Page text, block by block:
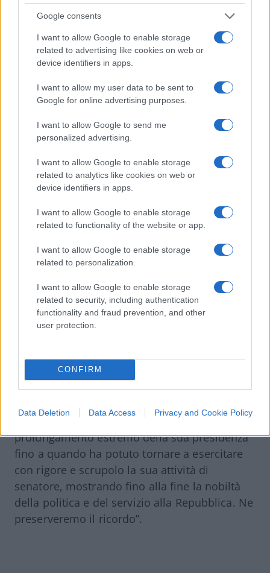
Google consents
I want to allow Google to enable storage
related to advertising like cookies on web or
device identifiers in apps.
I want to allow my user data to be sent to
Google for online advertising purposes.
I want to allow Google to send me
personalized advertising.
I want to allow Google to enable storage
related to analytics like cookies on web or
device identifiers in apps.
I want to allow Google to enable storage
related to functionality of the website or app.
I want to allow Google to enable storage
related to personalization.
I want to allow Google to enable storage
related to security, including authentication
functionality and fraud prevention, and other
user protection.
CONFIRM
Data Deletion Data Access Privacy and Cookie Policy
solo giorno che non sia stato di lavoro. La
politica era per lui era una cosa seria.
Richiedeva decisioni e assunzione di
responsabilità, non sopportava la demagogia.
quotidiana, la politica era il nostro orizzonte.
Ciò non gli impediva di essere un marito e
padre affettuosissimo”. Poi quello che sembra
il riferimento a Budapest invasa dai carri
armati sovietici: “Ha combattuto buone
battaglie e sostenuto cause sbagliate”.
Inoltre, il figlio Giulio ha aggiunto: “Per mio
padre la politica era, come per molti di quella
richiedeva analisi, ascolto, discussione,
decisione, assunzione di responsabilità. Non
sopportava la demagogia, lo spirito di fazione,
la riduzione del confronto politico ad urlo ed
invettiva. La politica era inscindibile dalla vita
Poi la conclusione:Napolitano“ha sempre
sperato e agito per un rinnovamento della
politica e delle istituzioni e ha accettato il
prolungamento estremo della sua presidenza
fino a quando ha potuto tornare a esercitare
con rigore e scrupolo la sua attività di
senatore, mostrando fino alla fine la nobiltà
della politica e del servizio alla Repubblica. Ne
preserveremo il ricordo”.